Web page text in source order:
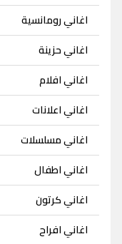
اغاني رومانسية
اغاني حزينة
اغاني افلام
اغاني اعلانات
اغاني مسلسلات
اغاني اطفال
اغاني كرتون
اغاني افراح